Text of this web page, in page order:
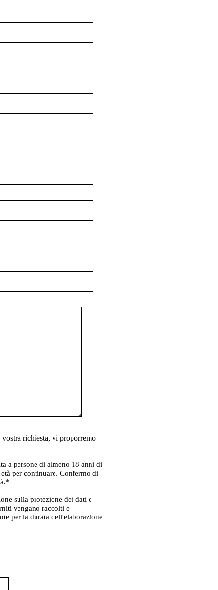
richiesta, vi proporremo
a persone di almeno 18 anni di
per continuare. Confermo di
sulla protezione dei dati e
vengano raccolti e
per la durata dell'elaborazione